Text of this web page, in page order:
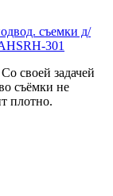
съемки д/
301
своей задачей
съёмки не
плотно.